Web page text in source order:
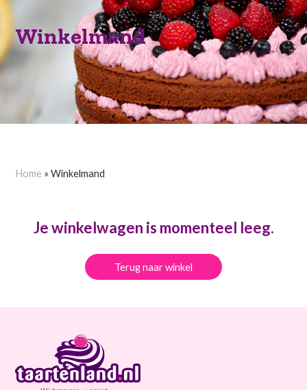
Winkelmand
Home »Winkelmand
Je winkelwagen is momenteel leeg.
Terug naar winkel